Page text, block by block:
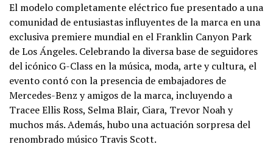
El modelo completamente eléctrico fue presentado a una
comunidad de entusiastas influyentes de la marca en una
exclusiva premiere mundial en el Franklin Canyon Park
de Los Ángeles. Celebrando la diversa base de seguidores
del icónico G-Class en la música, moda, arte y cultura, el
evento contó con la presencia de embajadores de
Mercedes-Benz y amigos de la marca, incluyendo a
Tracee Ellis Ross, Selma Blair, Ciara, Trevor Noah y
muchos más. Además, hubo una actuación sorpresa del
renombrado músico Travis Scott.